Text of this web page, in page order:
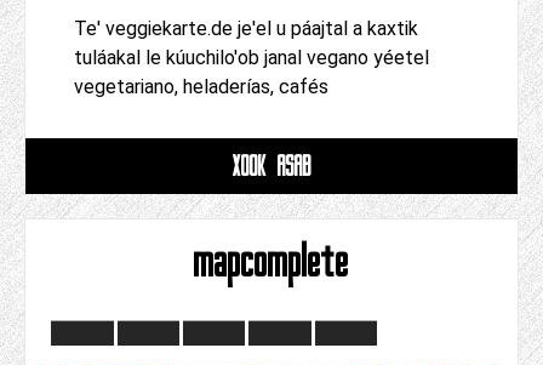
Te' veggiekarte.de je'el u páajtal a kaxtik
tuláakal le kúuchilo'ob janal vegano yéetel
vegetariano, heladerías, cafés
XOOK ASAB
mapcomplete